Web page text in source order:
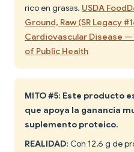
rico en grasas. USDA
Ground, Raw (SR Legacy
Cardiovascular Disease —
of Public Health
MITO #5: Este producto
que apoya la ganancia
suplemento proteico.
REALIDAD: Con 12,6 g de